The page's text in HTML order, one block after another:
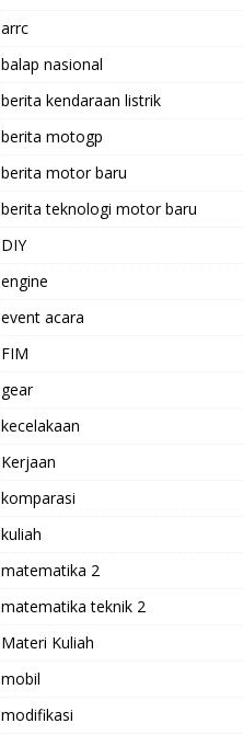
arrc
balap nasional
berita kendaraan listrik
berita motogp
berita motor baru
berita teknologi motor baru
DIY
engine
event acara
FIM
gear
kecelakaan
Kerjaan
komparasi
kuliah
matematika 2
matematika teknik 2
Materi Kuliah
mobil
modifikasi